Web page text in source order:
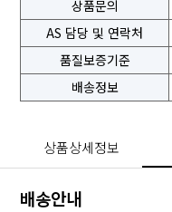
상품문의
AS 담당 및 연락처
품질보증기준
배송정보
상품상세정보
배송안내